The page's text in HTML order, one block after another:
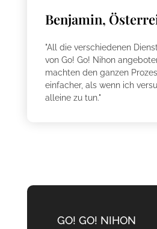
Benjamin,
"All die verschiedenen
von Go! Go! Nihon
machten den ganzen
einfacher, als wenn ich
alleine zu tun."
GO! GO! NIHON